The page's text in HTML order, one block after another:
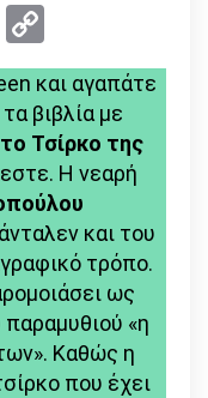
Email
Link
και αγαπάτε
βιβλία με
Τσίρκο της
Η νεαρή
και του
τρόπο.
ως
παραμυθιού «η
Καθώς η
που έχει